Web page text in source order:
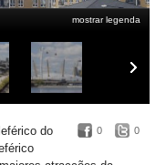
mostrar legenda
0 0
do